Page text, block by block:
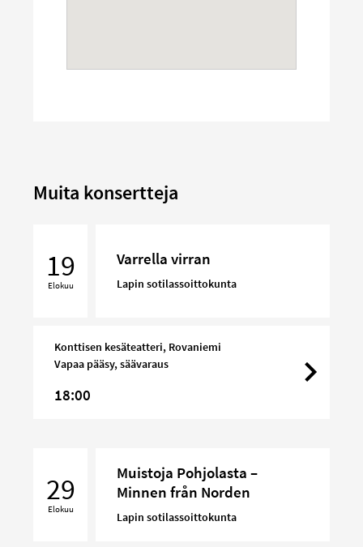
Muita konsertteja
19
Elokuu
Varrella virran
Lapin sotilassoittokunta
Konttisen kesäteatteri, Rovaniemi
Vapaa pääsy, säävaraus
18:00
Minnen
29
Elokuu
Muistoja Pohjolasta –
Minnen från Norden
Lapin sotilassoittokunta